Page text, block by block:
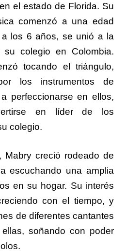
el estado de Florida. Su
comenzó a una edad
a los 6 años, se unió a la
colegio en Colombia.
tocando el triángulo,
los instrumentos de
perfeccionarse en ellos,
en líder de los
colegio.
Mabry creció rodeado de
escuchando una amplia
en su hogar. Su interés
con el tiempo, y
de diferentes cantantes
soñando con poder